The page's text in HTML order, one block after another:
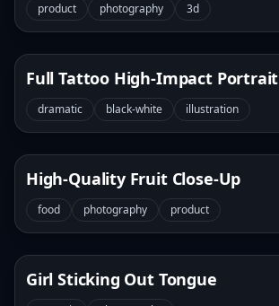
product photography 3d
Full Tattoo High-Impact Portrait
dramatic black-white illustration
High-Quality Fruit Close-Up
food photography product
Girl Sticking Out Tongue